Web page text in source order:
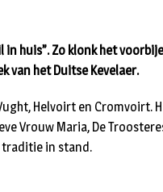
in huis”. Zo klonk het
van het Duitse Kevelaer.
Helvoirt en Cromvoirt.
Vrouw Maria, De
traditie in stand.